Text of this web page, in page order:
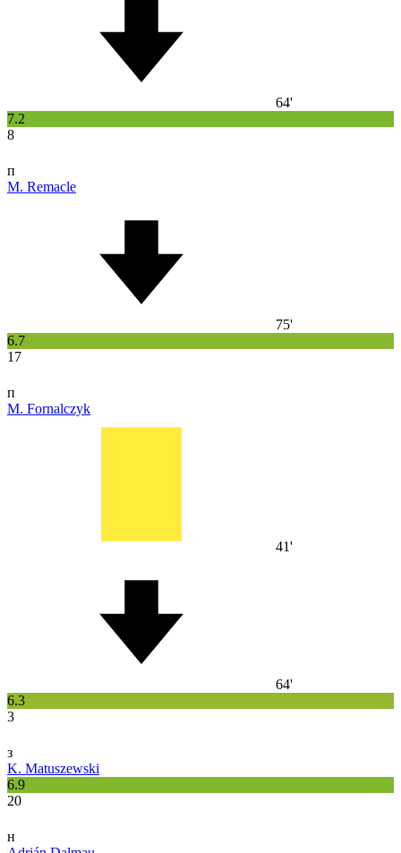
64'
7.2
8
п
M. Remacle
75'
6.7
17
п
M. Fornalczyk
41'
64'
6.3
3
з
K. Matuszewski
6.9
20
н